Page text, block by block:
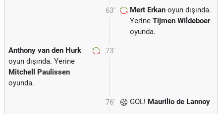
63' Mert Erkan oyun dışında.
Yerine Tijmen Wildeboer
oyunda.
73'
Anthony van den Hurk
oyun dışında. Yerine
Mitchell Paulissen
oyunda.
76' GOL! Maurilio de Lannoy